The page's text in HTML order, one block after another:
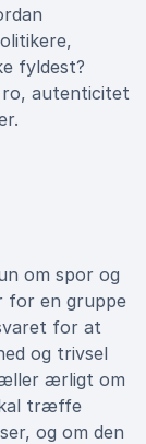
fyldest?
ro, autenticitet
om spor og
for en gruppe
for at
og trivsel
ærligt om
træffe
og om den